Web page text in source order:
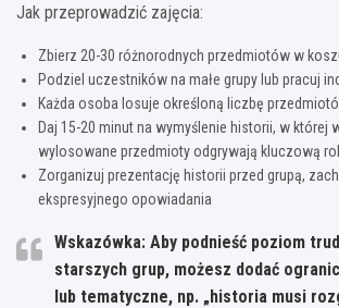
Jak przeprowadzić zajęcia:
Zbierz 20-30 różnorodnych przedmiotów w
Podziel uczestników na małe grupy lub pracuj
Każda osoba losuje określoną liczbę
Daj 15-20 minut na wymyślenie historii, w której
wylosowane przedmioty odgrywają kluczową
Zorganizuj prezentację historii przed grupą,
ekspresyjnego opowiadania
Wskazówka: Aby podnieść poziom
starszych grup, możesz dodać
lub tematyczne, np. „historia musi